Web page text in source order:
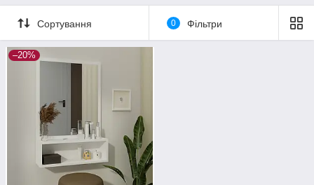
Сортування 0 Фільтри
–20%